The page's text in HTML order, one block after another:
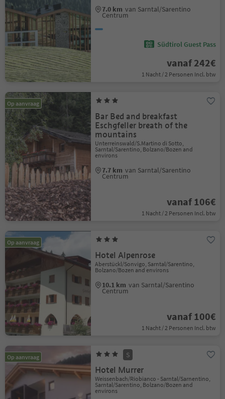
7.0 km van Sarntal/Sarentino
Centrum
Südtirol Guest Pass
vanaf 242€
1 Nacht / 2 Personen Incl. btw
Op aanvraag
Bar Bed and breakfast
Eschgfeller breath of the
mountains
Unterreinswald/S.Martino di Sotto,
Sarntal/Sarentino, Bolzano/Bozen and
environs
7.7 km van Sarntal/Sarentino
Centrum
vanaf 106€
1 Nacht / 2 Personen Incl. btw
Op aanvraag
Hotel Alpenrose
Aberstückl/Sonvigo, Sarntal/Sarentino,
Bolzano/Bozen and environs
10.1 km van Sarntal/Sarentino
Centrum
vanaf 100€
1 Nacht / 2 Personen Incl. btw
Op aanvraag S
Hotel Murrer
Weissenbach/Riobianco - Sarntal/Sarnentino,
Sarntal/Sarentino, Bolzano/Bozen and
environs